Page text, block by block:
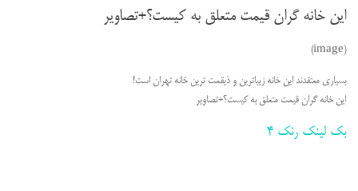
این خانه گران قیمت متعلق به کیست؟+تصاویر
(image)
بسیاری معتقدند این خانه زیباترین و ذیقمت ترین خانه تهران است!
این خانه گران قیمت متعلق به کیست؟+تصاویر
بک لینک رنک 4